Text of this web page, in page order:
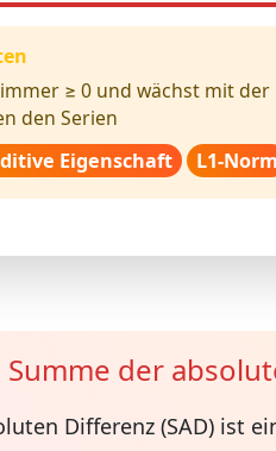
immer ≥ 0 und wächst mit der
den Serien
Eigenschaft L1-Norm
der
Differenz (SAD)ist